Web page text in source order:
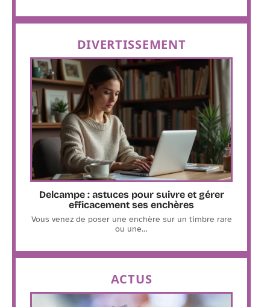
DIVERTISSEMENT
Delcampe : astuces pour suivre et gérer
efficacement ses enchères
Vous venez de poser une enchère sur un timbre rare
ou une…
ACTUS